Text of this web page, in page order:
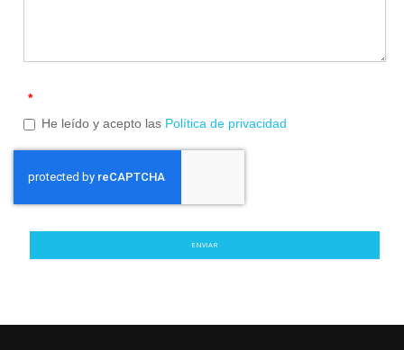
*
He leído y acepto las Política de privacidad
ENVIAR